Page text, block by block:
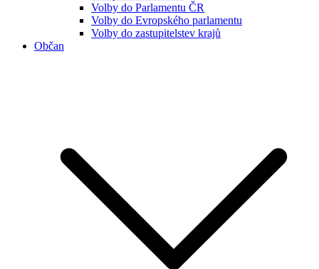
Volby do Parlamentu ČR
Volby do Evropského parlamentu
Volby do zastupitelstev krajů
Občan